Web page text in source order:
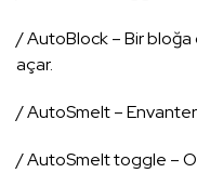
/ AutoBlock – Bir
açar.
/ AutoSmelt –
/ AutoSmelt toggle –